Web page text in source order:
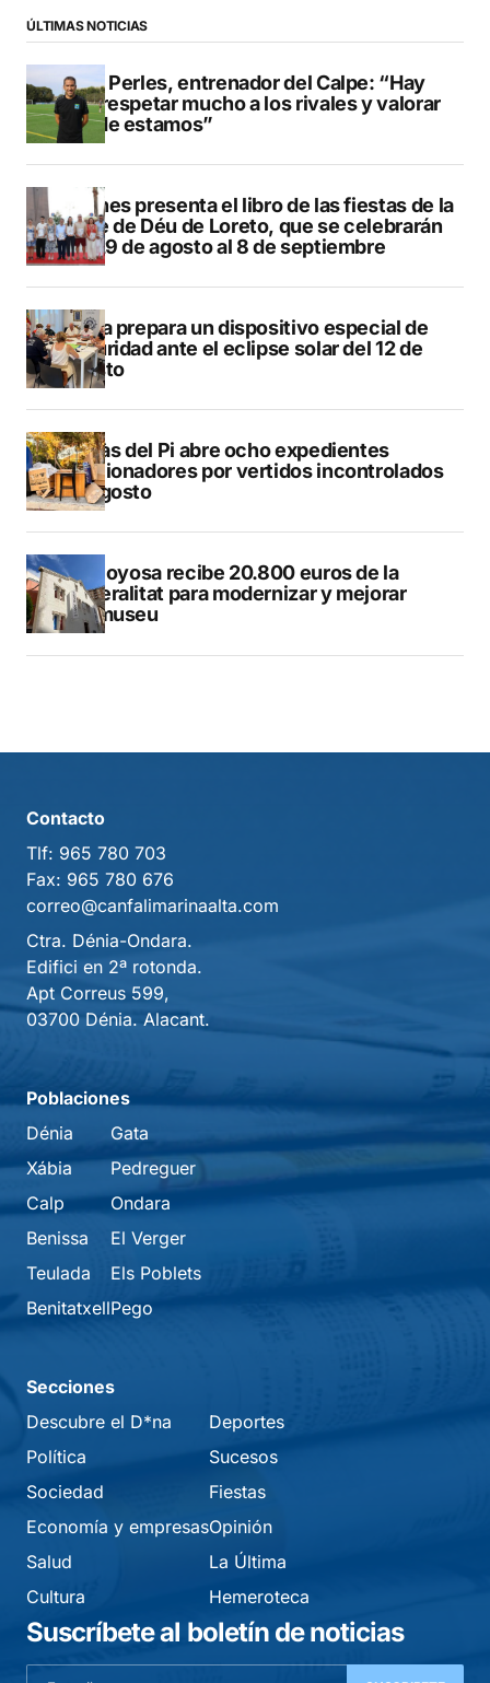
ÚLTIMAS NOTICIAS
Pere Perles, entrenador del Calpe: “Hay
que respetar mucho a los rivales y valorar
dónde estamos”
Duanes presenta el libro de las fiestas de la
Mare de Déu de Loreto, que se celebrarán
del 29 de agosto al 8 de septiembre
Xàbia prepara un dispositivo especial de
seguridad ante el eclipse solar del 12 de
agosto
L’Alfàs del Pi abre ocho expedientes
sancionadores por vertidos incontrolados
en agosto
Villajoyosa recibe 20.800 euros de la
Generalitat para modernizar y mejorar
Vilamuseu
Contacto
Tlf: 965 780 703
Fax: 965 780 676
correo@canfalimarinaalta.com
Ctra. Dénia-Ondara.
Edifici en 2ª rotonda.
Apt Correus 599,
03700 Dénia. Alacant.
Poblaciones
Dénia
Xábia
Calp
Benissa
Teulada
Benitatxell
Gata
Pedreguer
Ondara
El Verger
Els Poblets
Pego
Secciones
Descubre el D*na
Política
Sociedad
Economía y empresas
Salud
Cultura
Deportes
Sucesos
Fiestas
Opinión
La Última
Hemeroteca
Suscríbete al boletín de noticias